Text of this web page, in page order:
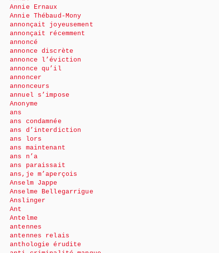
Annie Ernaux
Annie Thébaud-Mony
annonçait joyeusement
annonçait récemment
annoncé
annonce discrète
annonce l’éviction
annonce qu’il
annoncer
annonceurs
annuel s’impose
Anonyme
ans
ans condamnée
ans d’interdiction
ans lors
ans maintenant
ans n’a
ans paraissait
ans,je m’aperçois
Anselm Jappe
Anselme Bellegarrigue
Anslinger
Ant
Antelme
antennes
antennes relais
anthologie érudite